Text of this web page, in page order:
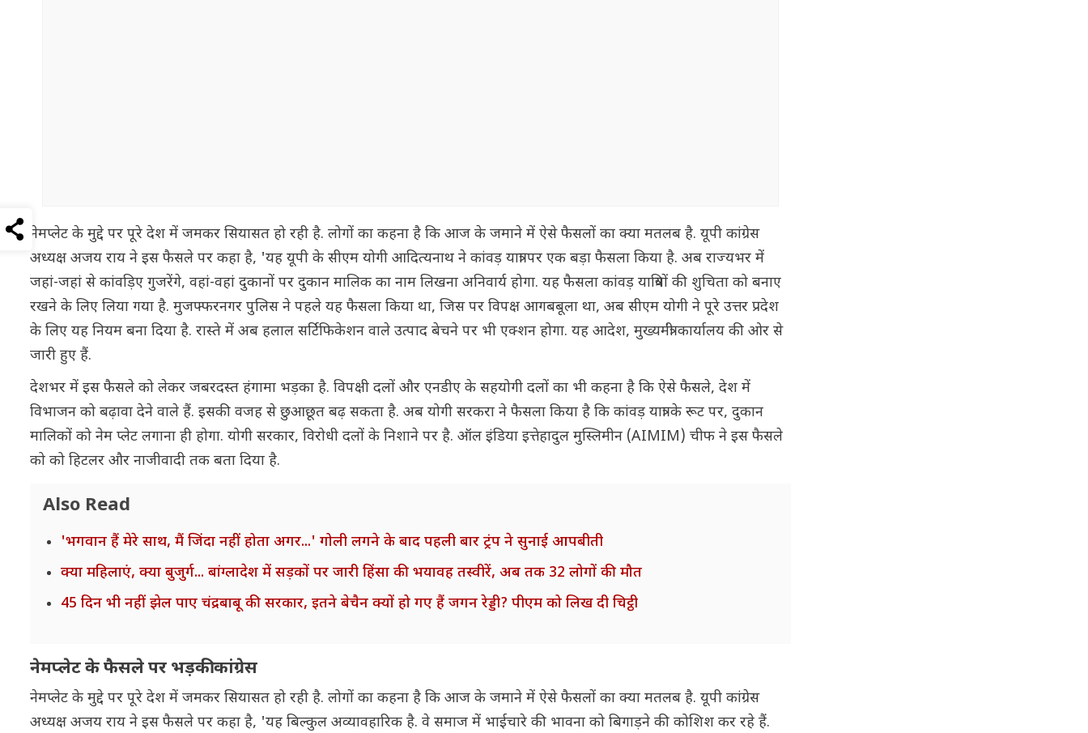
नेमप्लेट के मुद्दे पर पूरे देश में जमकर सियासत हो रही है. लोगों का कहना है कि आज के जमाने में ऐसे फैसलों का क्या मतलब है. यूपी कांग्रेस
अध्यक्ष अजय राय ने इस फैसले पर कहा है, 'यह यूपी के सीएम योगी आदित्यनाथ ने कांवड़ यात्रा पर एक बड़ा फैसला किया है. अब राज्यभर में
जहां-जहां से कांवड़िए गुजरेंगे, वहां-वहां दुकानों पर दुकान मालिक का नाम लिखना अनिवार्य होगा. यह फैसला कांवड़ यात्रियों की शुचिता को बनाए
रखने के लिए लिया गया है. मुजफ्फरनगर पुलिस ने पहले यह फैसला किया था, जिस पर विपक्ष आगबबूला था, अब सीएम योगी ने पूरे उत्तर प्रदेश
के लिए यह नियम बना दिया है. रास्ते में अब हलाल सर्टिफिकेशन वाले उत्पाद बेचने पर भी एक्शन होगा. यह आदेश, मुख्यमंत्री कार्यालय की ओर से
जारी हुए हैं.
देशभर में इस फैसले को लेकर जबरदस्त हंगामा भड़का है. विपक्षी दलों और एनडीए के सहयोगी दलों का भी कहना है कि ऐसे फैसले, देश में
विभाजन को बढ़ावा देने वाले हैं. इसकी वजह से छुआछूत बढ़ सकता है. अब योगी सरकरा ने फैसला किया है कि कांवड़ यात्रा के रूट पर, दुकान
मालिकों को नेम प्लेट लगाना ही होगा. योगी सरकार, विरोधी दलों के निशाने पर है. ऑल इंडिया इत्तेहादुल मुस्लिमीन (AIMIM) चीफ ने इस फैसले
को को हिटलर और नाजीवादी तक बता दिया है.
Also Read
'भगवान हैं मेरे साथ, मैं जिंदा नहीं होता अगर...' गोली लगने के बाद पहली बार ट्रंप ने सुनाई आपबीती
क्या महिलाएं, क्या बुजुर्ग... बांग्लादेश में सड़कों पर जारी हिंसा की भयावह तस्वीरें, अब तक 32 लोगों की मौत
45 दिन भी नहीं झेल पाए चंद्रबाबू की सरकार, इतने बेचैन क्यों हो गए हैं जगन रेड्डी? पीएम को लिख दी चिट्ठी
नेमप्लेट के फैसले पर भड़की कांग्रेस
नेमप्लेट के मुद्दे पर पूरे देश में जमकर सियासत हो रही है. लोगों का कहना है कि आज के जमाने में ऐसे फैसलों का क्या मतलब है. यूपी कांग्रेस
अध्यक्ष अजय राय ने इस फैसले पर कहा है, 'यह बिल्कुल अव्यावहारिक है. वे समाज में भाईचारे की भावना को बिगाड़ने की कोशिश कर रहे हैं.